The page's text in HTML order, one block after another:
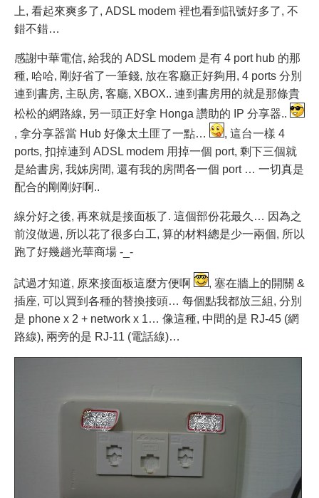
上, 看起來爽多了, ADSL modem 裡也看到訊號好多了, 不
錯不錯…
感謝中華電信, 給我的 ADSL modem 是有 4 port hub 的那
種, 哈哈, 剛好省了一筆錢, 放在客廳正好夠用, 4 ports 分別
連到書房, 主臥房, 客廳, XBOX.. 連到書房用的就是那條貴
松松的網路線, 另一頭正好拿 Honga 讚助的 IP 分享器..
, 拿分享器當 Hub 好像太土匪了一點…
, 這台一樣 4
ports, 扣掉連到 ADSL modem 用掉一個 port, 剩下三個就
是給書房, 我姊房間, 還有我的房間各一個 port … 一切真是
配合的剛剛好啊..
線分好之後, 再來就是接面板了. 這個部份花最久… 因為之
前沒做過, 所以花了很多白工, 算的材料總是少一兩個, 所以
跑了好幾趟光華商場 -_-
試過才知道, 原來接面板這麼方便啊
, 塞在牆上的開關 &
插座, 可以買到各種的替換接頭… 每個點我都放三組, 分別
是 phone x 2 + network x 1… 像這種, 中間的是 RJ-45 (網
路線), 兩旁的是 RJ-11 (電話線)…